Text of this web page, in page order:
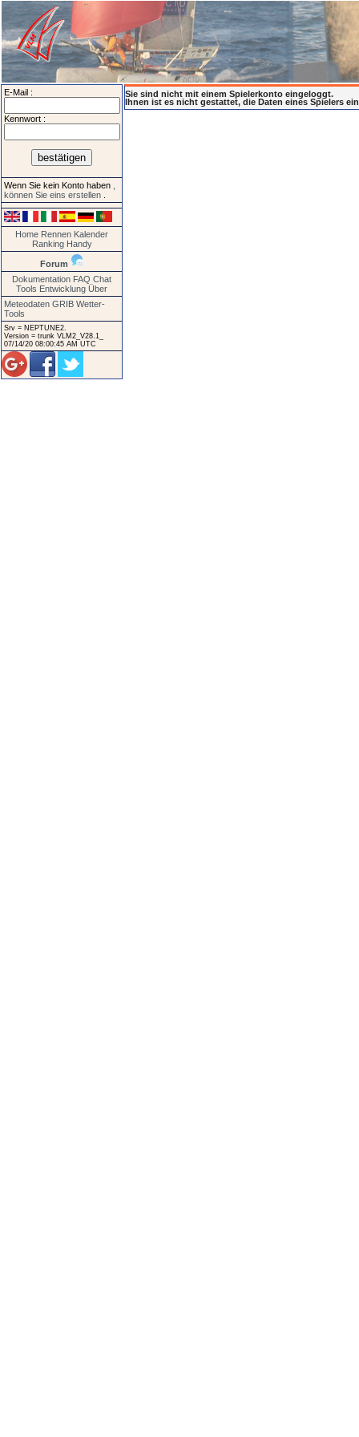
E-Mail :
Kennwort :
Wenn Sie kein Konto haben
können Sie eins erstellen
Home Rennen Kalender
Ranking Handy
Forum
Dokumentation FAQ Chat
Tools Entwicklung Über
Meteodaten GRIB Wetter-
Tools
Srv = NEPTUNE2.
Version = trunk VLM2_V28.1_
07/14/20 08:00:45 AM UTC
Sie sind nicht mit einem Spielerkonto eingeloggt.
Ihnen ist es nicht gestattet, die Daten eines Spielers